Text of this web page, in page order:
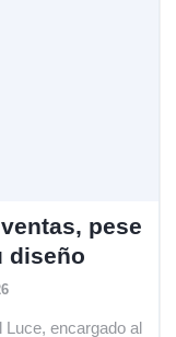
pese
diseño
Luce, encargado al